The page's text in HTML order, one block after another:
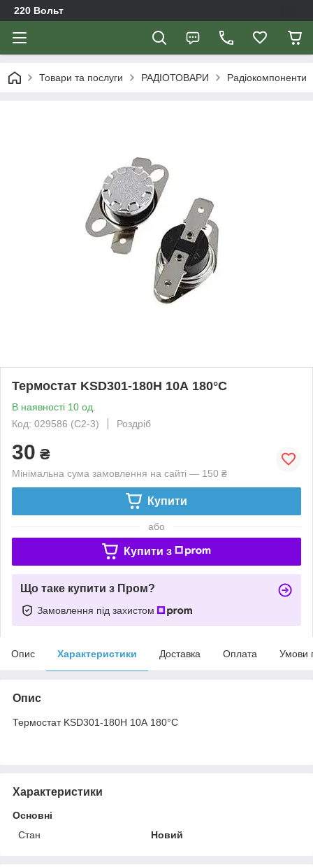
220 Вольт
Товари та послуги РАДІОТОВАРИ Радіокомпоненти
Термостат KSD301-180H 10А 180°C
В наявності 10 од.
Код: 029586 (С2-3)
Роздріб
30 ₴
Мінімальна сума замовлення на сайті — 150 ₴
Купити
або
Купити з
Що таке купити з Пром?
Замовлення під захистом
Опис Характеристики Доставка Оплата Умови
Опис
Термостат KSD301-180H 10А 180°C
Характеристики
Основні
Стан
Новий